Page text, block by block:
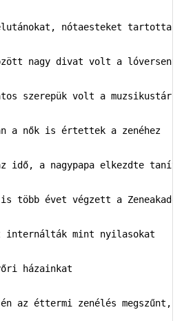
nótaesteket tartottak
nagy divat volt a
szerepük volt a
a nők is értettek a zenéhez
idő, a nagypapa elkezdte
több évet végzett a
internálták mint nyilasokat
házainkat
az éttermi zenélés megszűnt,